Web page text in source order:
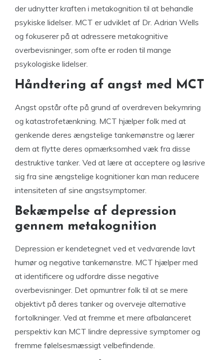
der udnytter kraften i metakognition til at behandle
psykiske lidelser. MCT er udviklet af Dr. Adrian Wells
og fokuserer på at adressere metakognitive
overbevisninger, som ofte er roden til mange
psykologiske lidelser.
Håndtering af angst med MCT
Angst opstår ofte på grund af overdreven bekymring
og katastrofetænkning. MCT hjælper folk med at
genkende deres ængstelige tankemønstre og lærer
dem at flytte deres opmærksomhed væk fra disse
destruktive tanker. Ved at lære at acceptere og løsrive
sig fra sine ængstelige kognitioner kan man reducere
intensiteten af sine angstsymptomer.
Bekæmpelse af depression
gennem metakognition
Depression er kendetegnet ved et vedvarende lavt
humør og negative tankemønstre. MCT hjælper med
at identificere og udfordre disse negative
overbevisninger. Det opmuntrer folk til at se mere
objektivt på deres tanker og overveje alternative
fortolkninger. Ved at fremme et mere afbalanceret
perspektiv kan MCT lindre depressive symptomer og
fremme følelsesmæssigt velbefindende.